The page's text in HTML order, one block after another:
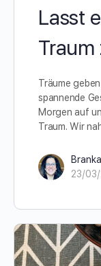
Lasst
Traum
Träume
spannende
Morgen auf
Traum. Wir
23/